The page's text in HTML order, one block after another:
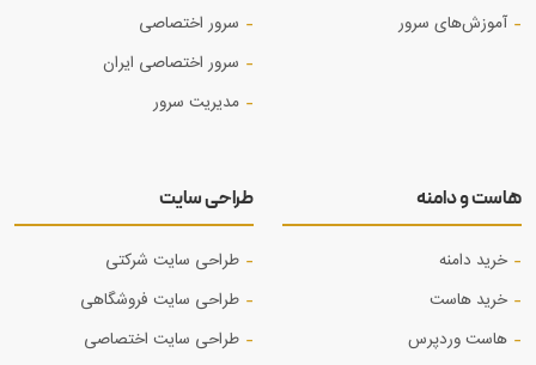
آموزش‌های سرور
سرور اختصاصی
سرور اختصاصی ایران
مدیریت سرور
هاست و دامنه
خرید دامنه
خرید هاست
هاست وردپرس
طراحی سایت
طراحی سایت شرکتی
طراحی سایت فروشگاهی
طراحی سایت اختصاصی